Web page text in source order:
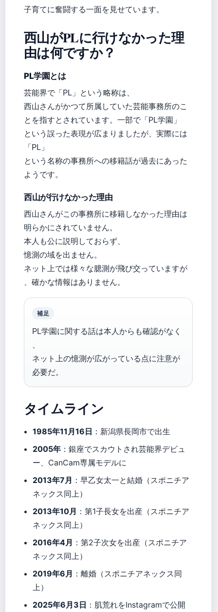
子育てに奮闘する一面を見せています。
西山がPLに行けなかった理
由は何ですか？
PL学園とは
芸能界で「PL」という略称は、
西山さんがかつて所属していた芸能事務所のこ
とを指すとされています。一部で「PL学園」
という誤った表現が広まりましたが、実際には
「PL」
という名称の事務所への移籍話が過去にあった
ようです。
西山が行けなかった理由
西山さんがこの事務所に移籍しなかった理由は
明らかにされていません。
本人も公に説明しておらず、
憶測の域を出ません。
ネット上では様々な臆測が飛び交っていますが
、確かな情報はありません。
補足
PL学園に関する話は本人からも確認がなく
、
ネット上の憶測が広がっている点に注意が
必要だ。
タイムライン
1985年11月16日 ：新潟県長岡市で出生
2005年 ：銀座でスカウトされ芸能界デビュ
ー、CanCam専属モデルに
2013年7月 ：早乙女太一と結婚（スポニチア
ネックス同上）
2013年10月 ：第1子長女を出産（スポニチア
ネックス同上）
2016年4月 ：第2子次女を出産（スポニチア
ネックス同上）
2019年6月 ：離婚（スポニチアネックス同
上）
2025年6月3日 ：肌荒れをInstagramで公開